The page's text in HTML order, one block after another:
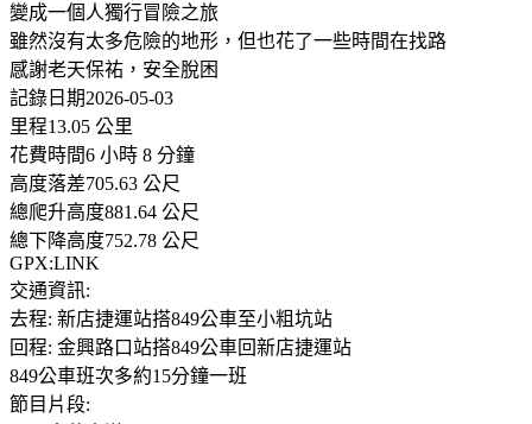
變成一個人獨行冒險之旅
雖然沒有太多危險的地形，但也花了一些時間在找路
感謝老天保祐，安全脫困
記錄日期2026-05-03
里程13.05 公里
花費時間6 小時 8 分鐘
高度落差705.63 公尺
總爬升高度881.64 公尺
總下降高度752.78 公尺
GPX:LINK
交通資訊:
去程: 新店捷運站搭849公車至小粗坑站
回程: 金興路口站搭849公車回新店捷運站
849公車班次多約15分鐘一班
節目片段: